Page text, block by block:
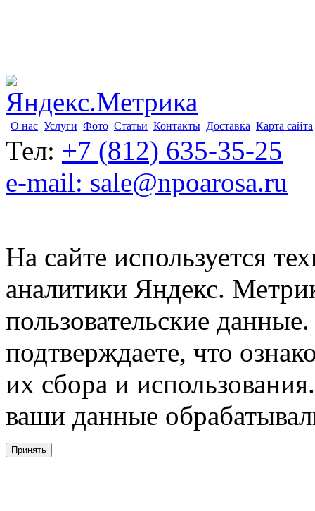
О нас Услуги Фото Статьи Контакты Доставка Карта сайта
Тел: +7 (812) 635-35-25
e-mail: sale@npoarosa.ru
На сайте используется
аналитики Яндекс.
пользовательские
подтверждаете, что
их сбора и
ваши данные
Принять